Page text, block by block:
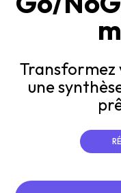
Transformez
une